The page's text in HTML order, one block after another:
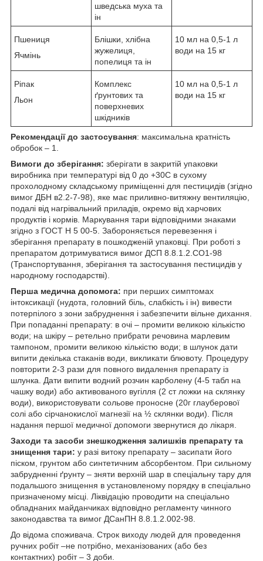
шведська муха та
ін
Пшениця
Ячмінь
Блішки, хлібна
жужелиця,
попелиця та ін
10 мл на 0,5-1 л
води на 15 кг
Ріпак
Льон
Комплекс
ґрунтових та
поверхневих
шкідників
10 мл на 0,5-1 л
води на 15 кг
Рекомендації до застосування: максимальна кратність
обробок – 1.
Вимоги до зберігання: зберігати в закритій упаковки
виробника при температурі від 0 до +30С в сухому
прохолодному складському приміщенні для пестицидів (згідно
вимог ДБН в2.2-7-98), яке має приливно-витяжну вентиляцію,
подалі від нагрівальний приладів, окремо від харчових
продуктів і кормів. Маркування тари відповідними знаками
згідно з ГОСТ Н 5 00-5. Забороняється перевезення і
зберігання препарату в пошкодженій упаковці. При роботі з
препаратом дотримуватися вимог ДСП 8.8.1.2.СО1-98
(Транспортування, зберігання та застосування пестицидів у
народному господарстві).
Перша медична допомога: при перших симптомах
інтоксикації (нудота, головний біль, слабкість і ін) вивести
потерпілого з зони забруднення і забезпечити вільне дихання.
При попаданні препарату: в очі – промити великою кількістю
води; на шкіру – ретельно прибрати речовина марлевим
тампоном, промити великою кількістю води; в шлунок дати
випити декілька стаканів води, викликати блювоту. Процедуру
повторити 2-3 рази для повного видалення препарату із
шлунка. Дати випити водний розчин карболену (4-5 табл на
чашку води) або активованого вугілля (2 ст ложки на склянку
води), використовувати сольове проносне (20г глауберової
солі або сірчанокислої магнезії на ½ склянки води). Після
надання першої медичної допомоги звернутися до лікаря.
Заходи та засоби знешкодження залишків препарату та
знищення тари: у разі витоку препарату – засипати його
піском, грунтом або синтетичним абсорбентом. При сильному
забрудненні ґрунту – зняти верхній шар в спеціальну тару для
подальшого знищення в установленому порядку в спеціально
призначеному місці. Ліквідацію проводити на спеціально
обладнаних майданчиках відповідно регламенту чинного
законодавства та вимог ДСанПН 8.8.1.2.002-98.
До відома споживача. Строк виходу людей для проведення
ручних робіт –не потрібно, механізованих (або без
контактних) робіт – 3 доби.